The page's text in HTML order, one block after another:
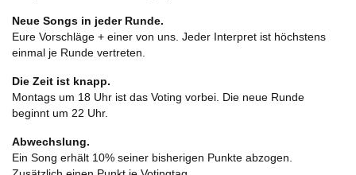
Neue Songs in jeder Runde.
Eure Vorschläge + einer von uns. Jeder Interpret ist höchstens
einmal je Runde vertreten.
Die Zeit ist knapp.
Montags um 18 Uhr ist das Voting vorbei. Die neue Runde
beginnt um 22 Uhr.
Abwechslung.
Ein Song erhält 10% seiner bisherigen Punkte abzogen.